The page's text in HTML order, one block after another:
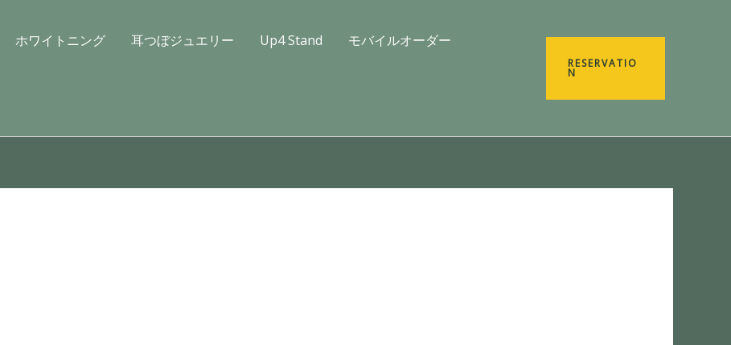
ホワイトニング 耳つぼジュエリー Up4 Stand モバイルオーダー
RESERVATIO
N